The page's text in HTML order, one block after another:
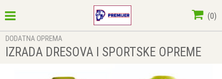
(0)
DODATNA OPREMA
IZRADA DRESOVA I SPORTSKE OPREME